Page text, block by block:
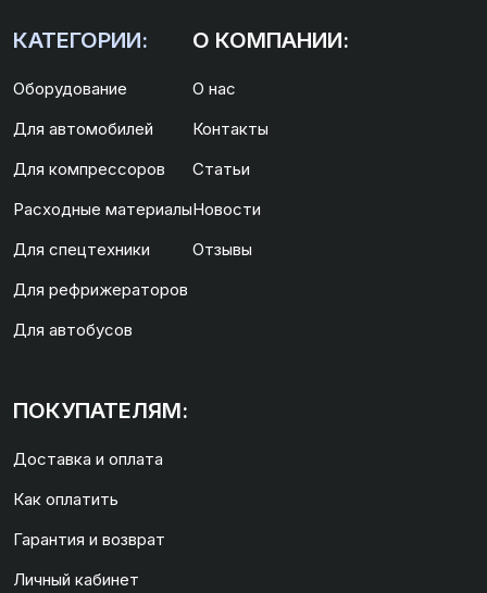
КАТЕГОРИИ:
Оборудование
Для автомобилей
Для компрессоров
Расходные материалы
Для спецтехники
Для рефрижераторов
Для автобусов
О КОМПАНИИ:
О нас
Контакты
Статьи
Новости
Отзывы
ПОКУПАТЕЛЯМ:
Доставка и оплата
Как оплатить
Гарантия и возврат
Личный кабинет